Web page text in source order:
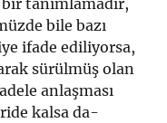
tanımlamadır,
bile bazı
ifade ediliyorsa,
sürülmüş olan
anlaşması
kalsa da-